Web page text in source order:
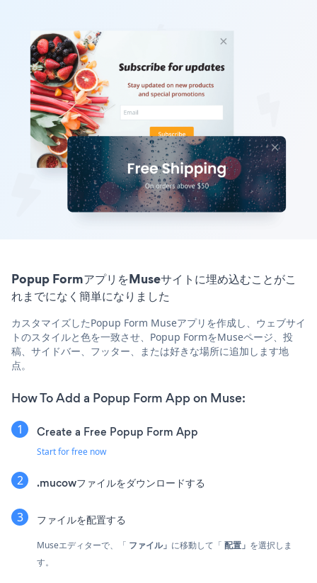
Popup FormアプリをMuseサイトに埋め込むことがこ
れまでになく簡単になりました
カスタマイズしたPopup Form Museアプリを作成し、ウェブサイ
トのスタイルと色を一致させ、Popup FormをMuseページ、投
稿、サイドバー、フッター、または好きな場所に追加します地
点。
How To Add a Popup Form App on Muse:
Create a Free Popup Form App
Start for free now
.mucowファイルをダウンロードする
ファイルを配置する
Museエディターで、「 ファイル」 に移動して「 配置」 を選択しま
す。